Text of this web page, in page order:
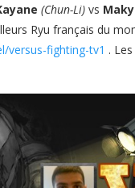
(Chun-Li) vs
Ryu français du
versus-fighting-tv1 .